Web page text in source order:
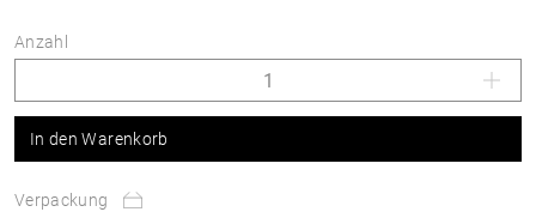
Anzahl
In den Warenkorb
Verpackung